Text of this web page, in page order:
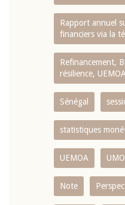
Rapport annuel
financiers via la
Refinancement,
résilience, UEMOA
Sénégal
statistiques
UEMOA
Note